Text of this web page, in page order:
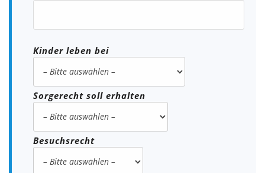
Kinder leben bei
Sorgerecht soll erhalten
Besuchsrecht